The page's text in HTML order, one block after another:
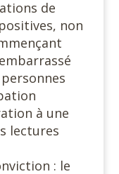
de
non
à une
lectures
: le